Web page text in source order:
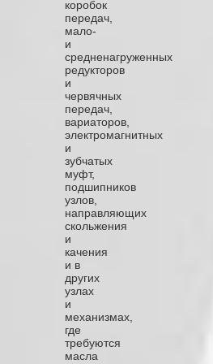
коробок
передач,
мало-
и
средненагруженных
редукторов
и
червячных
передач,
вариаторов,
электромагнитных
и
зубчатых
муфт,
подшипников
узлов,
направляющих
скольжения
и
качения
и в
других
узлах
и
механизмах,
где
требуются
масла